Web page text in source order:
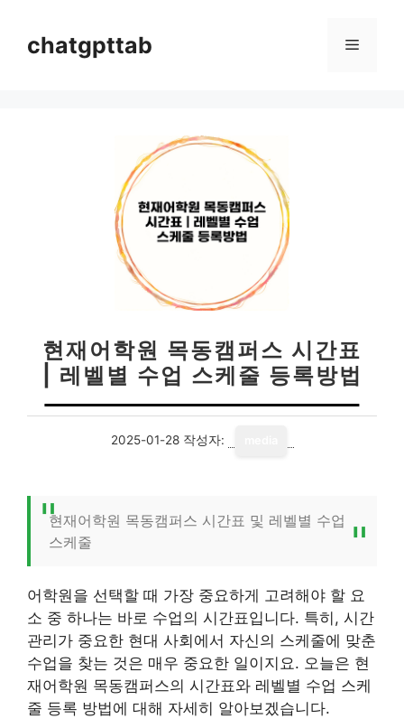
chatgpttab 메
현재어학원 목동캠퍼스 시간표
| 레벨별 수업 스케줄 등록방법
2025-01-28 작성자:
현재어학원 목동캠퍼스 시간표 및 레벨별 수업
스케줄
어학원을 선택할 때 가장 중요하게 고려해야 할 요
소 중 하나는 바로 수업의 시간표입니다. 특히, 시간
관리가 중요한 현대 사회에서 자신의 스케줄에 맞춘
수업을 찾는 것은 매우 중요한 일이지요. 오늘은 현
재어학원 목동캠퍼스의 시간표와 레벨별 수업 스케
줄 등록 방법에 대해 자세히 알아보겠습니다.